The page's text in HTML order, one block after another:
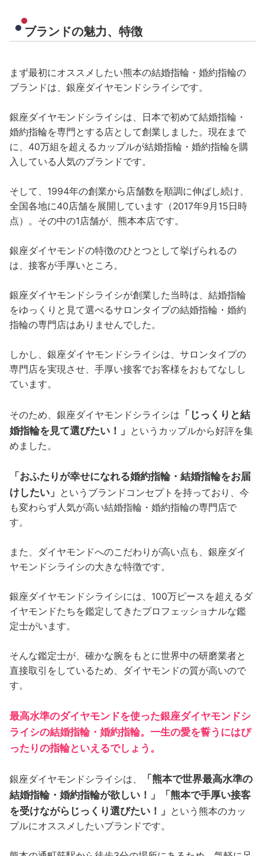
ブランドの魅力、特徴
まず最初にオススメしたい熊本の結婚指輪・婚約指輪の
ブランドは、銀座ダイヤモンドシライシです。
銀座ダイヤモンドシライシは、日本で初めて結婚指輪・
婚約指輪を専門とする店として創業しました。現在まで
に、40万組を超えるカップルが結婚指輪・婚約指輪を購
入している人気のブランドです。
そして、1994年の創業から店舗数を順調に伸ばし続け、
全国各地に40店舗を展開しています（2017年9月15日時
点）。その中の1店舗が、熊本本店です。
銀座ダイヤモンドの特徴のひとつとして挙げられるの
は、接客が手厚いところ。
銀座ダイヤモンドシライシが創業した当時は、結婚指輪
をゆっくりと見て選べるサロンタイプの結婚指輪・婚約
指輪の専門店はありませんでした。
しかし、銀座ダイヤモンドシライシは、サロンタイプの
専門店を実現させ、手厚い接客でお客様をおもてなしし
ています。
そのため、銀座ダイヤモンドシライシは 「じっくりと結
婚指輪を見て選びたい！」 というカップルから好評を集
めました。
「おふたりが幸せになれる婚約指輪・結婚指輪をお届
けしたい」 というブランドコンセプトを持っており、今
も変わらず人気が高い結婚指輪・婚約指輪の専門店で
す。
また、ダイヤモンドへのこだわりが高い点も、銀座ダイ
ヤモンドシライシの大きな特徴です。
銀座ダイヤモンドシライシには、100万ピースを超えるダ
イヤモンドたちを鑑定してきたプロフェッショナルな鑑
定士がいます。
そんな鑑定士が、確かな腕をもとに世界中の研磨業者と
直接取引をしているため、ダイヤモンドの質が高いので
す。
最高水準のダイヤモンドを使った銀座ダイヤモンドシ
ライシの結婚指輪・婚約指輪。一生の愛を誓うにはぴ
ったりの指輪といえるでしょう。
銀座ダイヤモンドシライシは、
「熊本で世界最高水準の
結婚指輪・婚約指輪が欲しい！」「熊本で手厚い接客
を受けながらじっくり選びたい！」 という熊本のカッ
プルにオススメしたいブランドです。